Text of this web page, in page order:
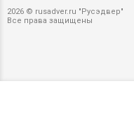
2026 © rusadver.ru "Русэдвер"
Все права защищены